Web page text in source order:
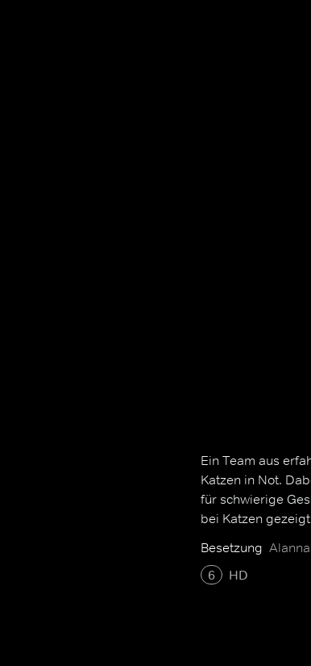
Ein Team aus
Katzen in Not.
für schwierige
bei Katzen
Besetzung
6
HD